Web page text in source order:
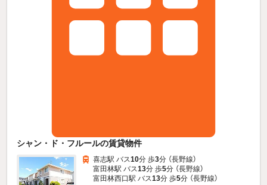
シャン・ド・フルールの賃貸物件
喜志駅 バス10分 歩3分 （長野線）
富田林駅 バス13分 歩5分 （長野線）
富田林西口駅 バス13分 歩5分 （長野線）